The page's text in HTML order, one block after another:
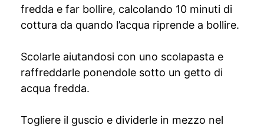
fredda e far bollire, calcolando 10 minuti di
cottura da quando l’acqua riprende a bollire.
Scolarle aiutandosi con uno scolapasta e
raffreddarle ponendole sotto un getto di
acqua fredda.
Togliere il guscio e dividerle in mezzo nel